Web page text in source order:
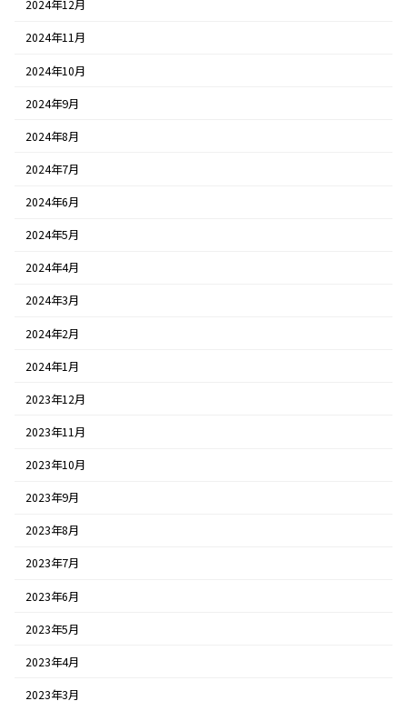
2024年12月
2024年11月
2024年10月
2024年9月
2024年8月
2024年7月
2024年6月
2024年5月
2024年4月
2024年3月
2024年2月
2024年1月
2023年12月
2023年11月
2023年10月
2023年9月
2023年8月
2023年7月
2023年6月
2023年5月
2023年4月
2023年3月